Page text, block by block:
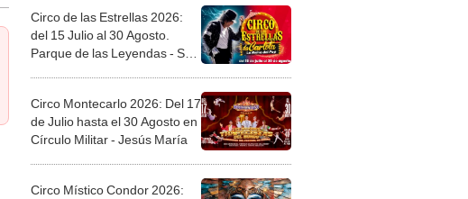
Circo de las Estrellas 2026:
del 15 Julio al 30 Agosto.
Parque de las Leyendas - San
Circo Montecarlo 2026: Del 17
de Julio hasta el 30 Agosto en
Círculo Militar - Jesús María
Circo Místico Condor 2026: